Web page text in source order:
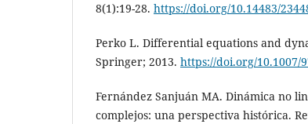
8(1):19-28. https://doi.org/10.14483/
Perko L. Differential equations and
Springer; 2013. https://doi.org/10.1007/
Fernández Sanjuán MA. Dinámica no
complejos: una perspectiva histórica.